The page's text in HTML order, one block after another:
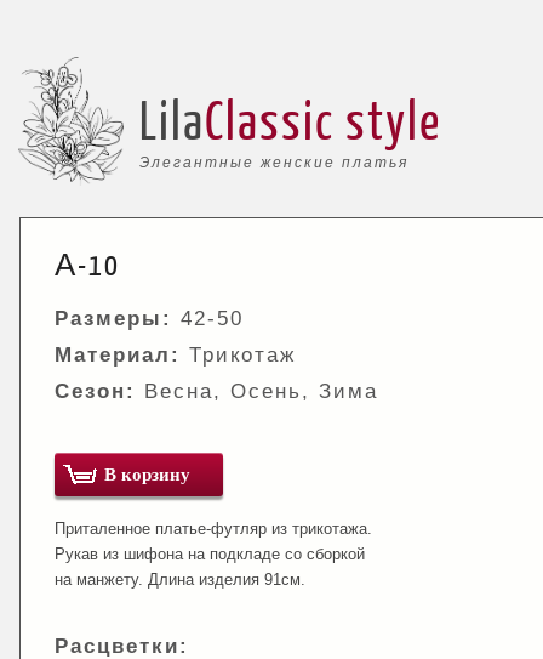
Элегантные женские платья
LilaClassic style
А-10
Размеры: 42-50
Материал: Трикотаж
Сезон:
Весна, Осень, Зима
В корзину
Приталенное платье-футляр из трикотажа.
Рукав из шифона на подкладе со сборкой
на манжету. Длина изделия 91см.
Расцветки: